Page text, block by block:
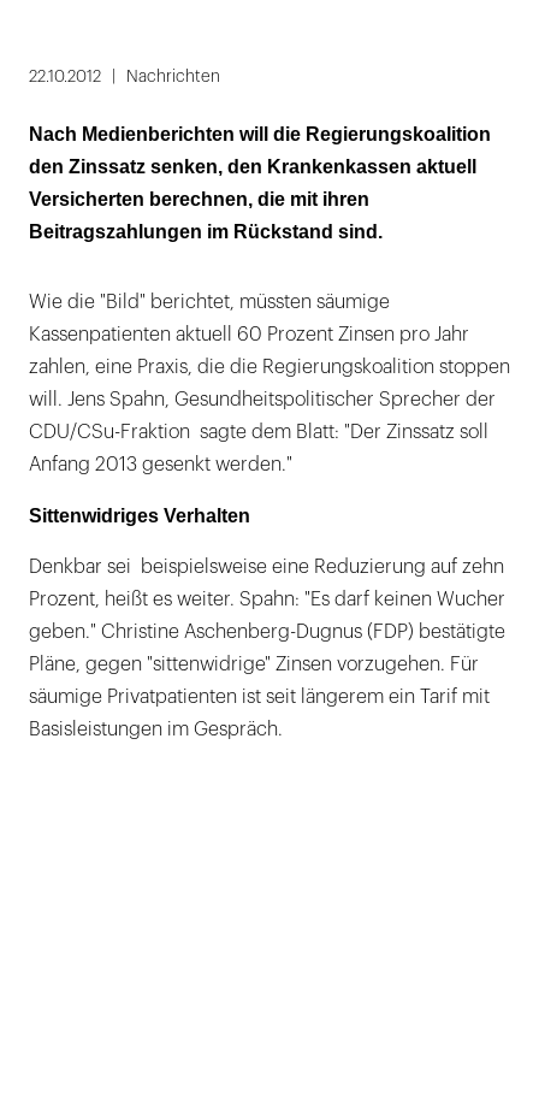
22.10.2012 Nachrichten
Nach Medienberichten will die Regierungskoalition
den Zinssatz senken, den Krankenkassen aktuell
Versicherten berechnen, die mit ihren
Beitragszahlungen im Rückstand sind.
Wie die "Bild" berichtet, müssten säumige
Kassenpatienten aktuell 60 Prozent Zinsen pro Jahr
zahlen, eine Praxis, die die Regierungskoalition stoppen
will. Jens Spahn, Gesundheitspolitischer Sprecher der
CDU/CSu-Fraktion sagte dem Blatt: "Der Zinssatz soll
Anfang 2013 gesenkt werden."
Sittenwidriges Verhalten
Denkbar sei beispielsweise eine Reduzierung auf zehn
Prozent, heißt es weiter. Spahn: "Es darf keinen Wucher
geben." Christine Aschenberg-Dugnus (FDP) bestätigte
Pläne, gegen "sittenwidrige" Zinsen vorzugehen. Für
säumige Privatpatienten ist seit längerem ein Tarif mit
Basisleistungen im Gespräch.